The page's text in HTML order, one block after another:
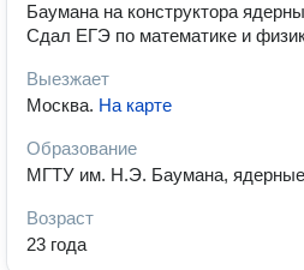
Баумана на конструктора
Сдал ЕГЭ по математике и
Выезжает
Москва. На карте
Образование
МГТУ им. Н.Э. Баумана,
Возраст
23 года